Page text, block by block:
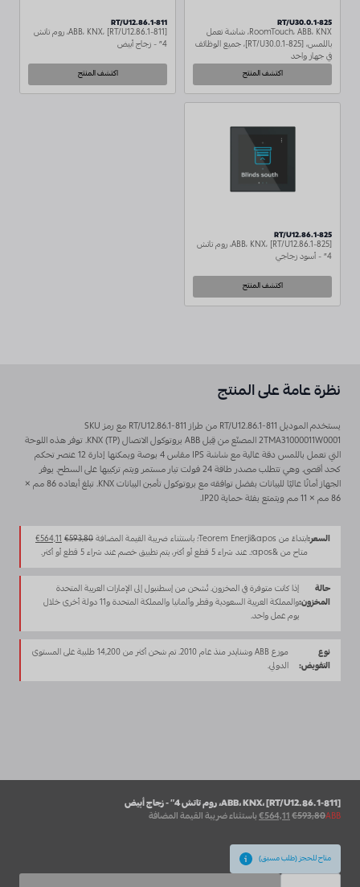
RT/U30.0.1-825
RoomTouch، ABB، KNX، شاشة تعمل
باللمس، [RT/U30.0.1-825]، جميع الوظائف
في جهاز واحد
اكتشف المنتج
RT/U12.86.1-811
ABB، KNX، [RT/U12.86.1-811]، روم تاتش
4″ - زجاج أبيض
اكتشف المنتج
RT/U12.86.1-825
ABB، KNX، [RT/U12.86.1-825]، روم تاتش
4″ - أسود زجاجي
اكتشف المنتج
نظرة عامة على المنتج
يستخدم الموديل RT/U12.86.1-811 من طراز RT/U12.86.1-811 مع رمز SKU
2TMA31000011W0001 المصنّع من قِبل ABB بروتوكول الاتصال KNX (TP). توفر هذه اللوحة
التي تعمل باللمس دقة عالية مع شاشة IPS مقاس 4 بوصة ويمكنها إدارة 12 عنصر تحكم
كحد أقصى. وهي تتطلب مصدر طاقة 24 فولت تيار مستمر ويتم تركيبها على السطح. يوفر
الجهاز أمانًا عاليًا للبيانات بفضل توافقه مع بروتوكول تأمين البيانات KNX. تبلغ أبعاده 86 مم ×
86 مم × 11 مم ويتمتع بفئة حماية IP20.
السعر:ابتداءً من Teorem Enerji&apos؛ باستثناء ضريبة القيمة المضافة €593,80 السعر
الأصلي
€564,11 السعر
متاح من &apos؛. عند شراء 5 قطع أو أكثر، يتم تطبيق خصم عند شراء 5 قطع أو أكثر.
حالة
المخزون:
إذا كانت متوفرة في المخزون. تُشحن من إسطنبول إلى الإمارات العربية المتحدة
والمملكة العربية السعودية وقطر وألمانيا والمملكة المتحدة و11 دولة أخرى خلال
يوم عمل واحد.
نوع
التفويض:
موزع ABB وشنايدر منذ عام 2010. تم شحن أكثر من 14,200 طلبية على المستوى
الدولي.
ABB، KNX، [RT/U12.86.1-811]، روم تاتش 4″ - زجاج أبيض
ABB
€593,80 السعر
كان:
€593,80.
€564,11 السعر
هو:
€564,11.
باستثناء ضريبة القيمة المضافة
متاح للحجز (طلب مسبق)
كمية